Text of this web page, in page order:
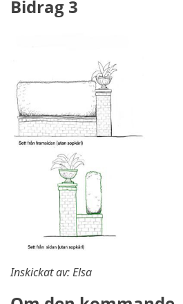
Bidrag 3
Inskickat av: Elsa